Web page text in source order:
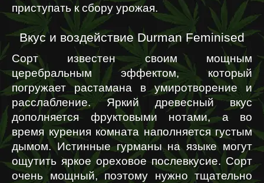
приступать к сбору урожая.
Вкус и воздействие Durman Feminised
Сорт известен своим мощным
церебральным эффектом, который
погружает растамана в умиротворение и
расслабление. Яркий древесный вкус
дополняется фруктовыми нотами, а во
время курения комната наполняется густым
дымом. Истинные гурманы на языке могут
ощутить яркое ореховое послевкусие. Сорт
очень мощный, поэтому нужно тщательно